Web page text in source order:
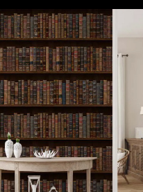
и литературой. Всё это
предназначенные для
для помещений
комфорта, не снижая
быстрым и
где каждую
от VLAdiLA вы